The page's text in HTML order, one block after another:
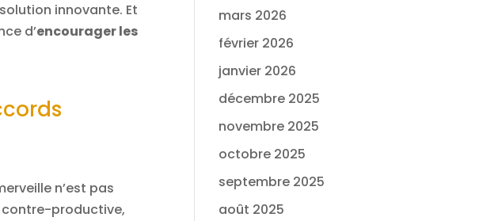
innovante. Et
d’encourager les
n’est pas
contre-productive,
mars 2026
février 2026
janvier 2026
décembre 2025
novembre 2025
octobre 2025
septembre 2025
août 2025